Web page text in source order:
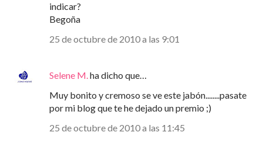
indicar?
Begoña
25 de octubre de 2010 a las 9:01
Selene M.ha dicho que…
Muy bonito y cremoso se ve este jabón........pasate
por mi blog que te he dejado un premio ;)
25 de octubre de 2010 a las 11:45